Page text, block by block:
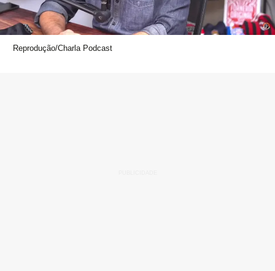
Reprodução/Charla Podcast